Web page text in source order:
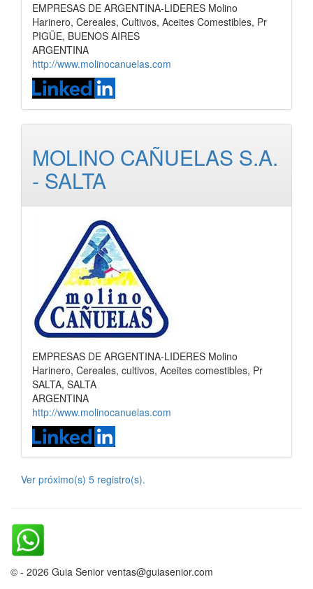
EMPRESAS DE ARGENTINA-LIDERES Molino
Harinero, Cereales, Cultivos, Aceites Comestibles, Pr
PIGÜE, BUENOS AIRES
ARGENTINA
http://www.molinocanuelas.com
MOLINO CAÑUELAS S.A.
- SALTA
EMPRESAS DE ARGENTINA-LIDERES Molino
Harinero, Cereales, cultivos, Aceites comestibles, Pr
SALTA, SALTA
ARGENTINA
http://www.molinocanuelas.com
Ver próximo(s) 5 registro(s).
© - 2026 Guia Senior ventas@guiasenior.com